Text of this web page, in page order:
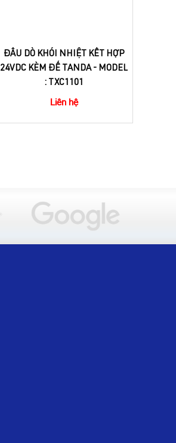
ĐẦU DÒ KHÓI NHIỆT KẾT HỢP
24VDC KÈM ĐẾ TANDA - MODEL
: TXC1101
Liên hệ